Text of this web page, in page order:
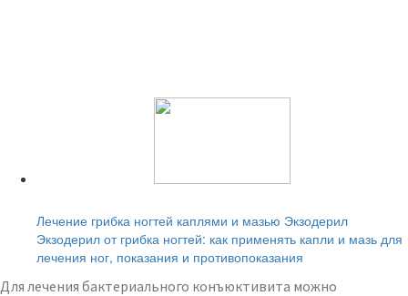
Лечение грибка ногтей каплями и мазью Экзодерил
Экзодерил от грибка ногтей: как применять капли и мазь для
лечения ног, показания и противопоказания
Для лечения бактериального конъюктивита можно